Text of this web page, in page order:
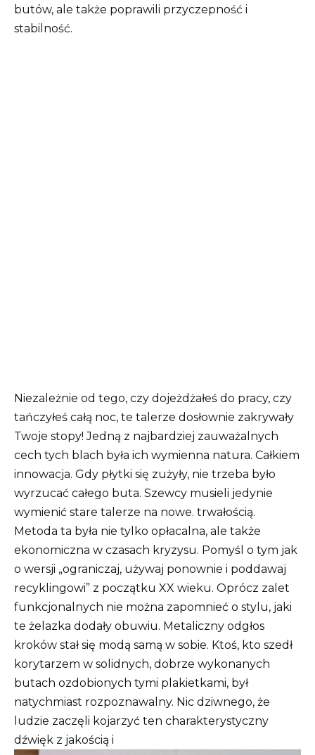
butów, ale także poprawili przyczepność i
stabilność.
Niezależnie od tego, czy dojeżdżałeś do pracy, czy
tańczyłeś całą noc, te talerze dosłownie zakrywały
Twoje stopy! Jedną z najbardziej zauważalnych
cech tych blach była ich wymienna natura. Całkiem
innowacja. Gdy płytki się zużyły, nie trzeba było
wyrzucać całego buta. Szewcy musieli jedynie
wymienić stare talerze na nowe. trwałością.
Metoda ta była nie tylko opłacalna, ale także
ekonomiczna w czasach kryzysu. Pomyśl o tym jak
o wersji „ograniczaj, używaj ponownie i poddawaj
recyklingowi” z początku XX wieku. Oprócz zalet
funkcjonalnych nie można zapomnieć o stylu, jaki
te żelazka dodały obuwiu. Metaliczny odgłos
kroków stał się modą samą w sobie. Ktoś, kto szedł
korytarzem w solidnych, dobrze wykonanych
butach ozdobionych tymi plakietkami, był
natychmiast rozpoznawalny. Nic dziwnego, że
ludzie zaczęli kojarzyć ten charakterystyczny
dźwięk z jakością i